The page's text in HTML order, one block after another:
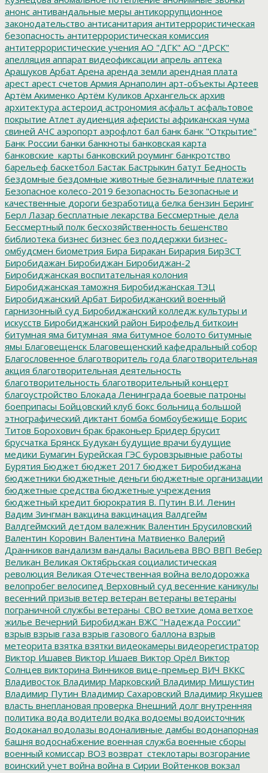
анонс антивандальные меры антикоррупционное
законодательство антисанитария антитеррористическая
безопасность антитеррористическая комиссия
антитеррористические учения АО "ДГК" АО "ДРСК"
апелляция аппарат видеофиксации апрель аптека
Арашуков Арбат Арена аренда земли арендная плата
арест арест счетов Армия Арнаполин арт-объекты Артеев
Артём Акименко Артём Куликов Архангельск архив
архитектура астероид астрономия асфальт асфальтовое
покрытие Атлет аудиенция аферисты африканская чума
свиней АЧС аэропорт аэрофлот бал банк банк "Открытие"
Банк России банки банкноты банковская карта
банковские_карты банковский роуминг банкротство
барельеф баскетбол Бастак Бастрыкин батут Бедность
бездомные бездомные животные безналичные платежи
Безопасное колесо-2019 безопасность Безопасные и
качественные дороги безработица белка бензин Беринг
Берл Лазар бесплатные лекарства Бессмертные дела
Бессмертный полк бесхозяйственность бешенство
библиотека бизнес бизнес без поддержки бизнес-
омбудсмен биометрия Бира Биракан Бирария БирЗСТ
Биробидажан Биробиджан Биробиджан-2
Биробиджанская воспитательная колония
Биробиджанская таможня Биробиджанская ТЭЦ
Биробиджанский Арбат Биробиджанский военный
гарнизонный суд Биробиджанский колледж культуры и
искусств Биробиджанский район Бирофельд биткоин
битумная яма битумная_яма битумное болото битумные
ямы Благовещенск Благовещенский кафедральный собор
Благословенное благотворитель года благотворительная
акция благотворительная деятельность
благотворительность благотворительный концерт
благоустройство Блокада Ленинграда боевые патроны
боеприпасы Бойцовский клуб бокс больница большой
этнографический диктант бомба бомбоубежище Борис
Титов Борохович брак браконьер Бридер брусит
брусчатка Брянск Будукан будущие врачи будущие
медики Бумагин Бурейская ГЭС буровзрывные работы
Бурятия Бюджет бюджет 2017 бюджет Биробиджана
бюджетники бюджетные деньги бюджетные организации
бюджетные средства бюджетные учреждения
бюджетный кредит бюрократия В. Путин В.И. Ленин
Вадим Зингман вакцина вакцинация Валдгейм
Валдгеймский детдом валежник Валентин Брусиловский
Валентин Коровин Валентина Матвиенко Валерий
Дранников вандализм вандалы Васильева ВВО ВВП Вебер
Великан Великая Октябрьская социалистическая
революция Великая Отечественная война велодорожка
велопробег велосипед Верховный суд весенние каникулы
весенний призыв ветер ветеран ветераны ветераны
пограничной службы ветераны_СВО ветхие дома ветхое
жилье Вечерний Биробиджан ВЖС "Надежда России"
взрыв взрыв газа взрыв газового баллона взрыв
метеорита взятка взятки видеокамеры видеорегистратор
Виктор Ишавев Виктор Ишаев Виктор Орёл Виктор
Солнцев викторина Винников вице-премьер ВИЧ ВККС
Владивосток Владимир Марковский Владимир Мишустин
Владимир Путин Владимир Сахаровский Владимир Якушев
власть внеплановая проверка Внешний долг внутренняя
политика вода водители водка водоемы водоисточник
Водоканал водолазы водоналивные дамбы водонапорная
башня водоснабжение военная служба военные сборы
военный комиссар ВОЗ возврат_стеклотары возгорание
воинский учет война война в Сирии Войтенков вокзал